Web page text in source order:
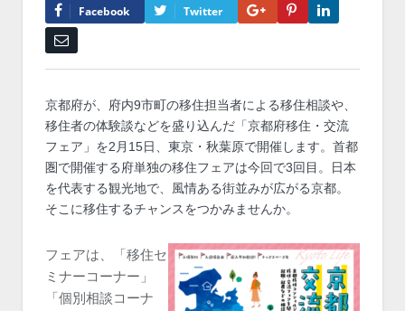
Facebook Twitter Google+Pinterest
京都府が、府内9市町の移住担当者による移住相談や、
移住者の体験談などを盛り込んだ「京都府移住・交流
フェア」を2月15日、東京・秋葉原で開催します。首都
圏で開催する府単独の移住フェアは今回で3回目。日本
を代表する観光地で、風情ある街並みが広がる京都。
そこに移住するチャンスをつかみませんか。
フェアは、「移住セ
ミナーコーナー」
「個別相談コーナ